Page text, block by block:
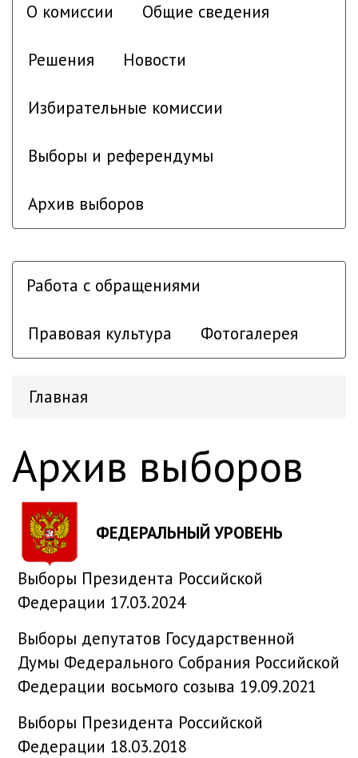
О комиссии Общие сведения
Решения Новости
Избирательные комиссии
Выборы и референдумы
Архив выборов
Работа с обращениями
Правовая культура Фотогалерея
Главная
Архив выборов
ФЕДЕРАЛЬНЫЙ УРОВЕНЬ
Выборы Президента Российской
Федерации 17.03.2024
Выборы депутатов Государственной
Думы Федерального Собрания Российской
Федерации восьмого созыва 19.09.2021
Выборы Президента Российской
Федерации 18.03.2018